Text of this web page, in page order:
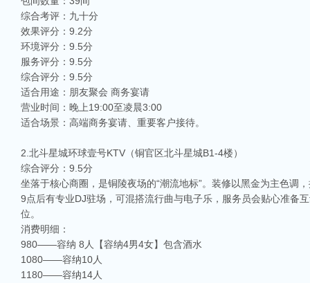
综合考评：九十分
效果评分：9.2分
环境评分：9.5分
服务评分：9.5分
综合评分：9.5分
适合用途：朋友聚会 商务宴请
营业时间：晚上19:00至凌晨3:00
适合场景：高端商务宴请、重要客户接待。
2.北斗星城环球壹号KTV（铜官区北斗星城B1-4楼）
综合评分：9.5分
坐落于核心商圈，是铜陵夜场的“潮流地标”。装修以黑金为主色调
9点后有专业DJ驻场，可混搭流行曲与电子乐，服务员会贴心准备
位。
消费明细：
980——容纳 8人【容纳4男4女】包含酒水
1080——容纳10人
1180——容纳14人